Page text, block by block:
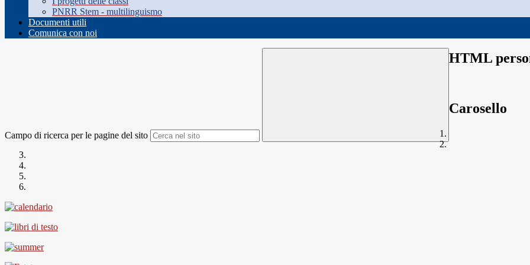
PNRR Stem - multilinguismo
Documenti utili
Comunica con noi
Campo di ricerca per le pagine del sito
HTML
Carosello